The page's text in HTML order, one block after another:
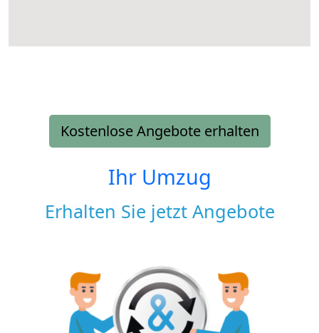
Kostenlose Angebote erhalten
Ihr Umzug
Erhalten Sie jetzt Angebote